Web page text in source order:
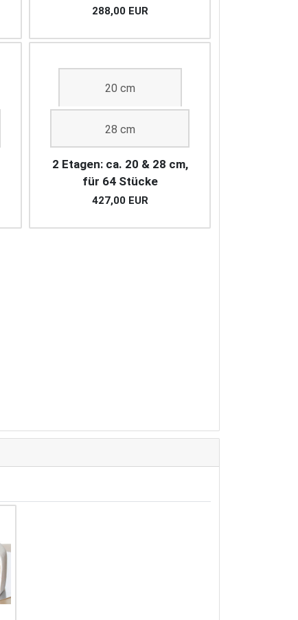
288,00 EUR
20 cm
28 cm
2 Etagen: ca. 20 & 28 cm,
für 64 Stücke
427,00 EUR